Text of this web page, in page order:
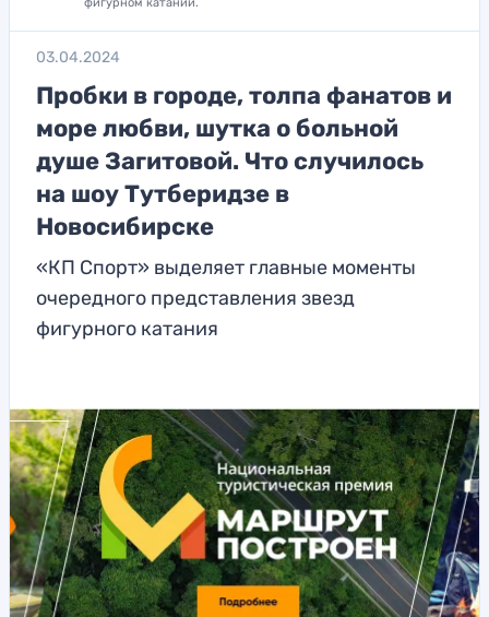
03.04.2024
Пробки в городе, толпа фанатов и
море любви, шутка о больной
душе Загитовой. Что случилось
на шоу Тутберидзе в
Новосибирске
«КП Спорт» выделяет главные моменты
очередного представления звезд
фигурного катания